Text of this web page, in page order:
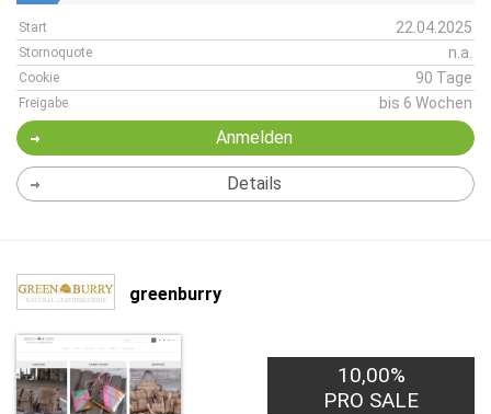
Start 22.04.2025
Stornoquote n.a.
Cookie 90 Tage
Freigabe bis 6 Wochen
Anmelden
Details
greenburry
10,00%
PRO SALE